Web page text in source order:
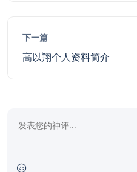
下一篇
高以翔个人资料简介